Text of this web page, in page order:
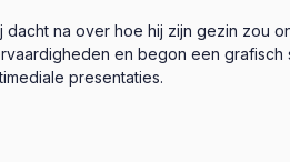
dacht na over hoe hij zijn gezin zou
en begon een
presentaties.